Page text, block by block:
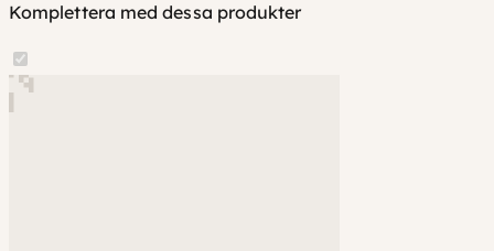
Komplettera med dessa produkter